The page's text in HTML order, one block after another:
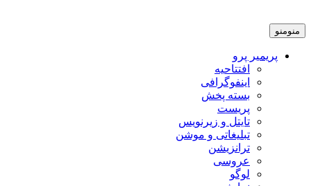
منومنو
پریمیر پرو
افتتاحیه
اینفوگرافی
بسته پخش
پریست
تایتل و زیرنویس
تبلیغاتی و موشن
ترانزیشن
عروسی
لوگو